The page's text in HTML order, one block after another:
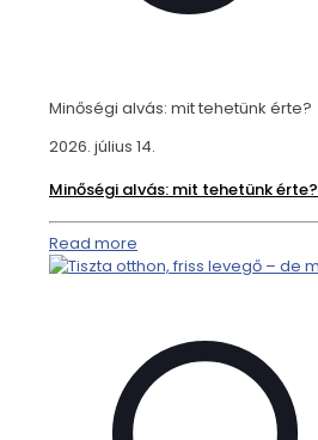
Minőségi alvás: mit tehetünk érte?
2026. július 14.
Minőségi alvás: mit tehetünk érte?
Read more